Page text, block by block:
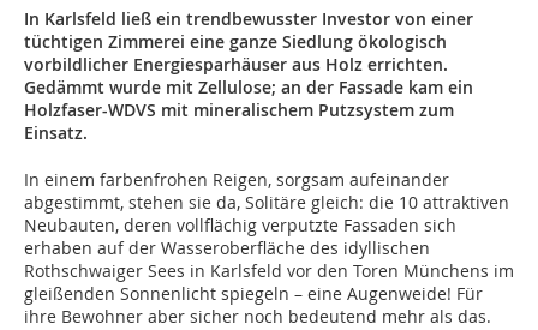
In Karlsfeld ließ ein trendbewusster Investor von einer
tüchtigen Zimmerei eine ganze Siedlung ökologisch
vorbildlicher Energiesparhäuser aus Holz errichten.
Gedämmt wurde mit Zellulose; an der Fassade kam ein
Holzfaser-WDVS mit mineralischem Putzsystem zum
Einsatz.
In einem farbenfrohen Reigen, sorgsam aufeinander
abgestimmt, stehen sie da, Solitäre gleich: die 10 attraktiven
Neubauten, deren vollflächig verputzte Fassaden sich
erhaben auf der Wasseroberfläche des idyllischen
Rothschwaiger Sees in Karlsfeld vor den Toren Münchens im
gleißenden Sonnenlicht spiegeln – eine Augenweide! Für
ihre Bewohner aber sicher noch bedeutend mehr als das.